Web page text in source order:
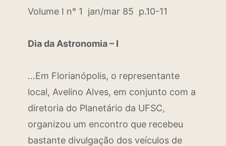
Volume I n° 1 jan/mar 85 p.10-11
Dia da Astronomia – I
…Em Florianópolis, o representante
local, Avelino Alves, em conjunto com a
diretoria do Planetário da UFSC,
organizou um encontro que recebeu
bastante divulgação dos veículos de